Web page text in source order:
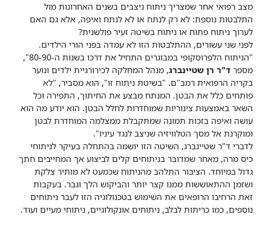
מצב רפואי אחר שמצריך ניתוח ניצבים בשנים האחרונות מול
התלבטות נוספת: לא רק לנתח או לא לנתח ואיפה, אלא גם האם
לערוך ניתוח פתוח או ניתוח בשיטה זעיר פולשנית?
לפני שני עשורים, ההתלבטות הזו לא עמדה בפני הורי הילדים.
"הניתוח הלפרוסקופי במבוגרים התחיל את דרכו בשנות ה-80-90",
מספר ד"ר רן שטיינברג, מנהל המחלקה לכירורגיית ילדים ונוער
בקריה הרפואית רמב"ם. "בשיטת ניתוח זו", הוא מסביר, "לא
פותחים כלל את הבטן. המנתח מבצע את החיתוך, התפירה וכל
השאר באמצעות צינוריות שמוחדרות לחלל הבטן. הוא יודע מה הוא
עושה ואיפה בזכות תמונה שמתקבלת ממצלמה המוחדרת לבטן
ומוקרנת אל מסך הטלוויזיה שניצב לנגד עיניו".
לדברי ד"ר שטיינברג, השיטה הזו יושמה בהתחלה בעיקר לניתוחי
כיס מרה, מאחר שמדובר בניתוחים קלים לביצוע אך המחייבים חתך
גדול במיוחד. הציבור התלהב מהניתוח שכמעט לא מותיר צלקת
ושזמן ההתאוששות ממנו קצר יותר והביקוש הלך וגבר. בעקבות
זאת הרחיבו הרופאים את השימוש בטכנולוגיה הזו לעבר ניתוחים
נוספים, כמו כריתות לבלב, ניתוחים אונקולוגיים, ניתוחי מעיים ועוד.